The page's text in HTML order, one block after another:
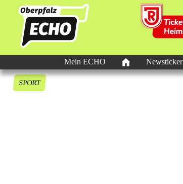
Mein ECHO Newsticker
SPORT